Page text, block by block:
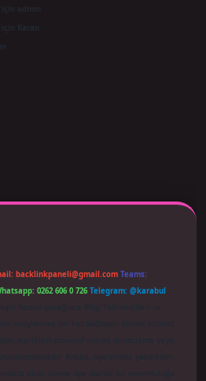
backlinkpaneli@gmail.com Teams:
0262 606 0 726 Telegram: @karabul